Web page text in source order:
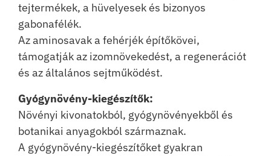
tejtermékek, a hüvelyesek és bizonyos
gabonafélék.
Az aminosavak a fehérjék építőkövei,
támogatják az izomnövekedést, a regenerációt
és az általános sejtműködést.
Gyógynövény-kiegészítők:
Növényi kivonatokból, gyógynövényekből és
botanikai anyagokból származnak.
A gyógynövény-kiegészítőket gyakran